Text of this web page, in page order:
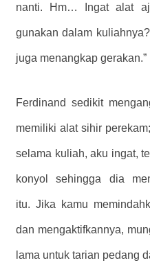
nanti. Hm… Ingat alat
gunakan dalam
juga menangkap gerakan.”
Ferdinand sedikit
memiliki alat sihir
selama kuliah, aku ingat,
konyol sehingga dia
itu. Jika kamu
dan mengaktifkannya,
lama untuk tarian pedang